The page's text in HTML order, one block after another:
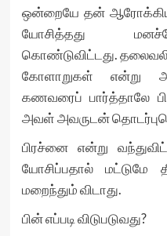
ஒன்றையே தன்
யோசித்தது
கொண்டுவிட்டது.
கோளாறுகள் என்று
கணவரைப் பார்த்தாலே
அவள் அவருடன்
பிரச்னை என்று
யோசிப்பதால் மட்டுமே
மறைந்தும் விடாது.
பின் எப்படி விடுபடுவது?